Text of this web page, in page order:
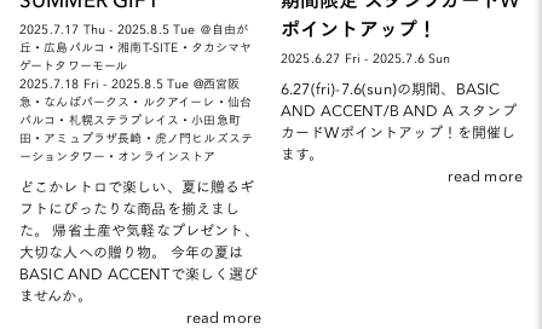
2025.7.17 Thu - 2025.8.5 Tue ＠自由が
丘・広島パルコ・湘南T-SITE・タカシマヤ
ゲートタワーモール
2025.7.18 Fri - 2025.8.5 Tue @西宮阪
急・なんばパークス・ルクアイーレ・仙台
パルコ・札幌ステラプレイス・小田急町
田・アミュプラザ長崎・虎ノ門ヒルズステ
ーションタワー・オンラインストア
どこかレトロで楽しい、夏に贈るギ
フトにぴったりな商品を揃えまし
た。 帰省土産や気軽なプレゼント、
大切な人への贈り物。 今年の夏は
BASIC AND ACCENTで楽しく選び
ませんか。
read more
ポイントアップ！
2025.6.27 Fri - 2025.7.6 Sun
6.27(fri)-7.6(sun)の期間、BASIC
AND ACCENT/B AND A スタンプ
カードWポイントアップ！を開催し
ます。
read more